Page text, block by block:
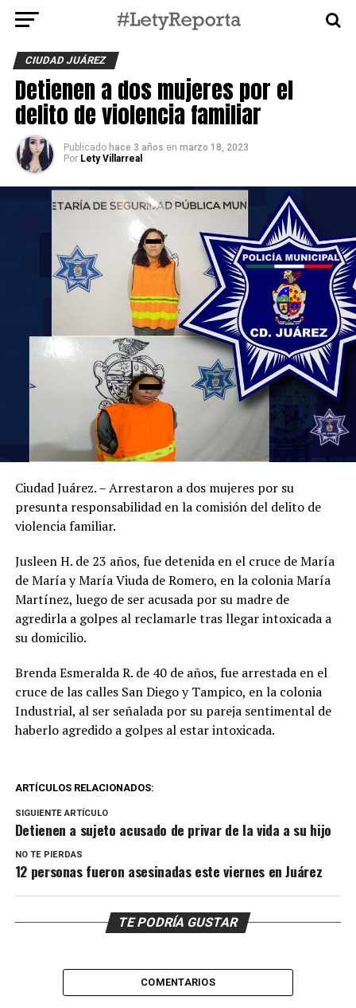
CIUDAD JUÁREZ
Detienen a dos mujeres por el
delito de violencia familiar
Publicado hace 3 años en marzo 18, 2023
Por Lety Villarreal
Ciudad Juárez. – Arrestaron a dos mujeres por su
presunta responsabilidad en la comisión del delito de
violencia familiar.
Jusleen H. de 23 años, fue detenida en el cruce de María
de María y María Viuda de Romero, en la colonia María
Martínez, luego de ser acusada por su madre de
agredirla a golpes al reclamarle tras llegar intoxicada a
su domicilio.
Brenda Esmeralda R. de 40 de años, fue arrestada en el
cruce de las calles San Diego y Tampico, en la colonia
Industrial, al ser señalada por su pareja sentimental de
haberlo agredido a golpes al estar intoxicada.
ARTÍCULOS RELACIONADOS:
SIGUIENTE ARTÍCULO
Detienen a sujeto acusado de privar de la vida a su hijo
NO TE PIERDAS
12 personas fueron asesinadas este viernes en Juárez
TE PODRÍA GUSTAR
COMENTARIOS